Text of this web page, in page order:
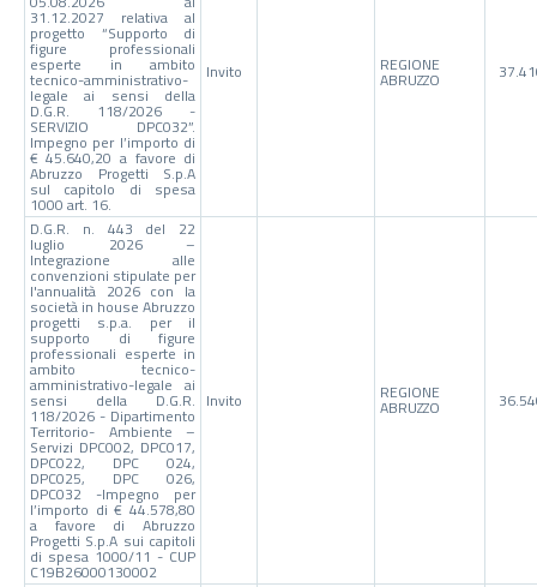
31.12.2027 relativa al
progetto “Supporto di
figure professionali
esperte in ambito
tecnico-amministrativo-
legale ai sensi della
D.G.R. 118/2026 -
SERVIZIO DPC032”.
Impegno per l’importo di
€ 45.640,20 a favore di
Abruzzo Progetti S.p.A
sul capitolo di spesa
1000 art. 16.
Invito REGIONE
ABRUZZO
D.G.R. n. 443 del 22
luglio 2026 –
Integrazione alle
convenzioni stipulate per
l'annualità 2026 con la
società in house Abruzzo
progetti s.p.a. per il
supporto di figure
professionali esperte in
ambito tecnico-
amministrativo-legale ai
sensi della D.G.R.
118/2026 - Dipartimento
Territorio- Ambiente –
Servizi DPC002, DPC017,
DPC022, DPC 024,
DPC025, DPC 026,
DPC032 -Impegno per
l’importo di € 44.578,80
a favore di Abruzzo
Progetti S.p.A sui capitoli
di spesa 1000/11 - CUP
C19B26000130002
Invito REGIONE
ABRUZZO